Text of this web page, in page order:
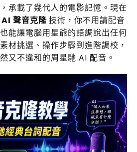
承載了幾代人的電影記憶。現在
AI 聲音克隆技術，你不用請配音
能讓電腦用星爺的語調說出任何
材挑選、操作步驟到進階調校，
又不違和的周星馳 AI 配音。